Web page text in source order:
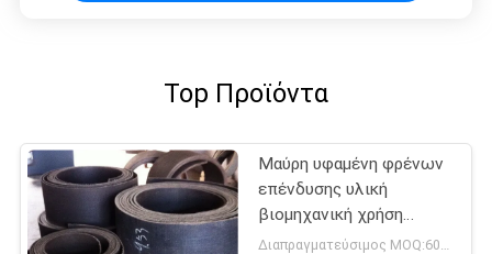
Top Προϊόντα
Μαύρη υφαμένη φρένων
επένδυσης υλική
βιομηχανική χρήση
γερανών ορείχαλκου
Διαπραγματεύσιμος MOQ:600 κλ